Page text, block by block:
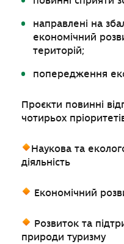
направлені на
економічний
територій;
попередження
Проєкти повинні
чотирьох
Наукова та
діяльність
Економічний
Розвиток та
природи туризму